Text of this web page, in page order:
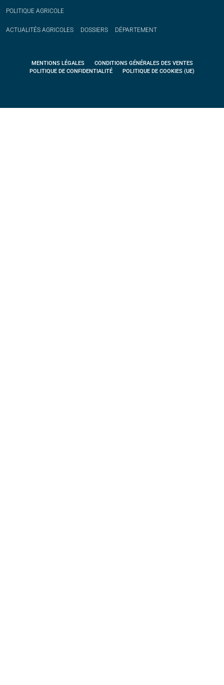
POLITIQUE AGRICOLE
ACTUALITÉS AGRICOLES DOSSIERS DÉPARTEMENT
MENTIONS LÉGALES
CONDITIONS GÉNÉRALES DES VENTES
POLITIQUE DE CONFIDENTIALITÉ
POLITIQUE DE COOKIES (UE)